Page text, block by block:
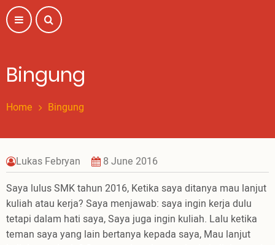
Skip
to
main
Bingung
Home Bingung
Lukas Febryan
8 June 2016
Saya lulus SMK tahun 2016, Ketika saya ditanya mau lanjut
kuliah atau kerja? Saya menjawab: saya ingin kerja dulu
tetapi dalam hati saya, Saya juga ingin kuliah. Lalu ketika
teman saya yang lain bertanya kepada saya, Mau lanjut